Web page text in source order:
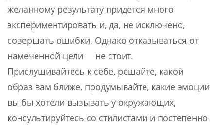
желанному результату придется много
экспериментировать и, да, не исключено,
совершать ошибки. Однако отказываться от
намеченной цели не стоит.
Прислушивайтесь к себе, решайте, какой
образ вам ближе, продумывайте, какие эмоции
вы бы хотели вызывать у окружающих,
консультируйтесь со стилистами и постепенно